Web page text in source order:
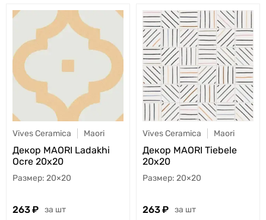
Vives Ceramica Maori
Декор MAORI Ladakhi
Ocre 20x20
20×20
263 шт
Vives Ceramica Maori
Декор MAORI Tiebele
20x20
20×20
263 шт